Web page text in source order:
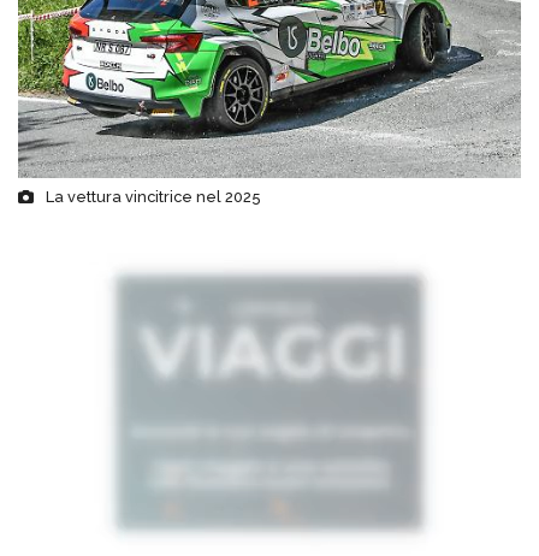
La vettura vincitrice nel 2025